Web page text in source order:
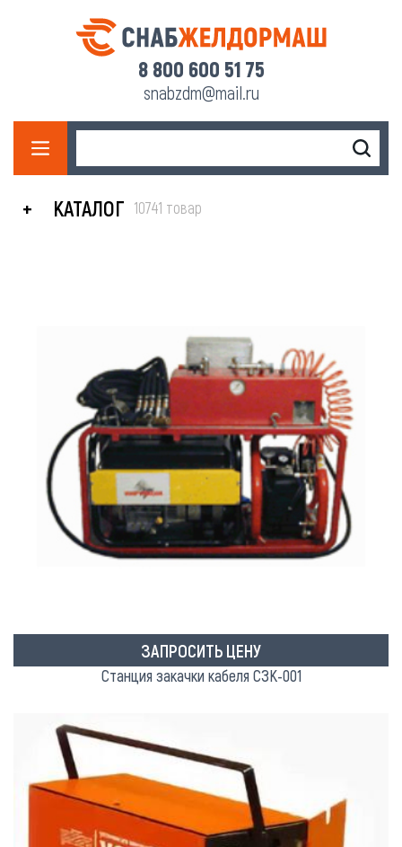
8 800 600 51 75
snabzdm@mail.ru
КАТАЛОГ 10741 товар
ЗАПРОСИТЬ ЦЕНУ
Станция закачки кабеля СЗК-001